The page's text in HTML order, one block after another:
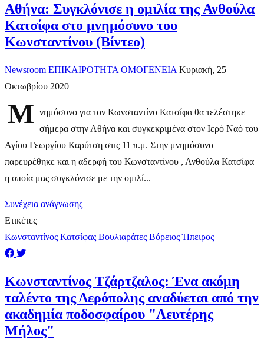
Αθήνα: Συγκλόνισε η ομιλία της Ανθούλα
Κατσίφα στο μνημόσυνο του
Κωνσταντίνου (Βίντεο)
Newsroom ΕΠΙΚΑΙΡΟΤΗΤΑ ΟΜΟΓΕΝΕΙΑ Κυριακή, 25
Οκτωβρίου 2020
Μ
νημόσυνο για τον Κωνσταντίνο Κατσίφα θα τελέστηκε
σήμερα στην Αθήνα και συγκεκριμένα στον Ιερό Ναό του
Αγίου Γεωργίου Καρύτση στις 11 π.μ. Στην μνημόσυνο
παρευρέθηκε και η αδερφή του Κωνσταντίνου , Ανθούλα Κατσίφα
η οποία μας συγκλόνισε με την ομιλί...
Συνέχεια ανάγνωσης
Ετικέτες
Κωνσταντίνος Κατσίφας Βουλιαράτες Βόρειος Ήπειρος
Κωνσταντίνος Τζάρτζαλος: Ένα ακόμη
ταλέντο της Δερόπολης αναδύεται από την
ακαδημία ποδοσφαίρου "Λευτέρης
Μήλος"